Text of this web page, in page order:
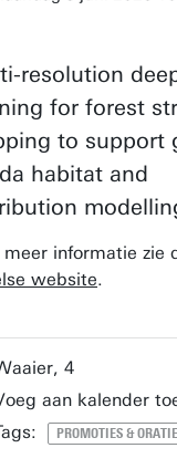
resolution
for forest
to support
habitat and
meer informatie zie
website.
4
aan kalender
PROMOTIES &